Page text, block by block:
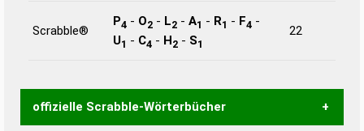
Scrabble®
P4 - O2 - L2 - A1 - R1 - F4 -
U1 - C4 - H2 - S1
22
offizielle Scrabble-Wörterbücher